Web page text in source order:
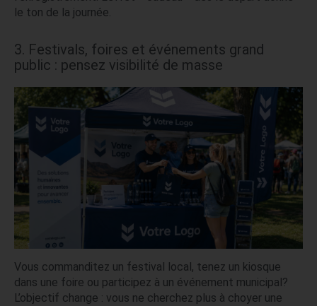
le ton de la journée.
3. Festivals, foires et événements grand
public : pensez visibilité de masse
Vous commanditez un festival local, tenez un kiosque
dans une foire ou participez à un événement municipal?
L’objectif change : vous ne cherchez plus à choyer une